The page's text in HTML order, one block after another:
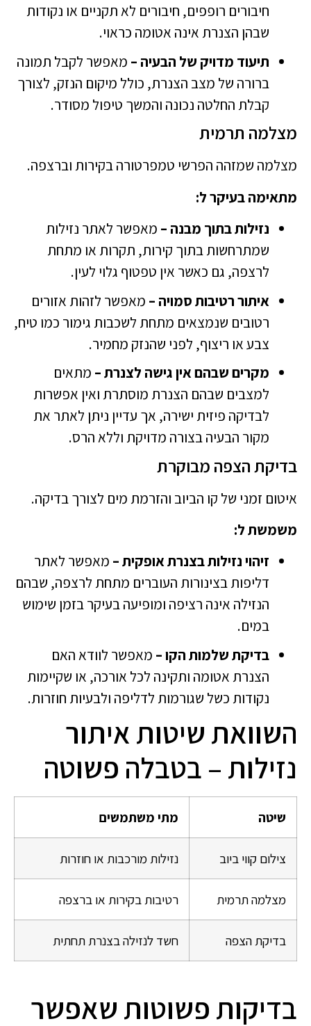
חיבורים רופפים, חיבורים לא תקניים או נקודות
שבהן הצנרת אינה אטומה כראוי.
תיעוד מדויק של הבעיה – מאפשר לקבל תמונה
ברורה של מצב הצנרת, כולל מיקום הנזק, לצורך
קבלת החלטה נכונה והמשך טיפול מסודר.
מצלמה תרמית
מצלמה שמזהה הפרשי טמפרטורה בקירות וברצפה.
מתאימה בעיקר ל:
נזילות בתוך מבנה – מאפשר לאתר נזילות
שמתרחשות בתוך קירות, תקרות או מתחת
לרצפה, גם כאשר אין טפטוף גלוי לעין.
איתור רטיבות סמויה – מאפשר לזהות אזורים
רטובים שנמצאים מתחת לשכבות גימור כמו טיח,
צבע או ריצוף, לפני שהנזק מחמיר.
מקרים שבהם אין גישה לצנרת – מתאים
למצבים שבהם הצנרת מוסתרת ואין אפשרות
לבדיקה פיזית ישירה, אך עדיין ניתן לאתר את
מקור הבעיה בצורה מדויקת וללא הרס.
בדיקת הצפה מבוקרת
איטום זמני של קו הביוב והזרמת מים לצורך בדיקה.
משמשת ל:
זיהוי נזילות בצנרת אופקית – מאפשר לאתר
דליפות בצינורות העוברים מתחת לרצפה, שבהם
הנזילה אינה רציפה ומופיעה בעיקר בזמן שימוש
במים.
בדיקת שלמות הקו – מאפשר לוודא האם
הצנרת אטומה ותקינה לכל אורכה, או שקיימות
נקודות כשל שגורמות לדליפה ולבעיות חוזרות.
השוואת שיטות איתור
נזילות – בטבלה פשוטה
שיטה מתי משתמשים
צילום קווי ביוב נזילות מורכבות או חוזרות
מצלמה תרמית רטיבות בקירות או ברצפה
בדיקת הצפה חשד לנזילה בצנרת תחתית
בדיקות פשוטות שאפשר